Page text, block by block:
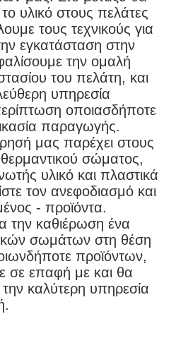
υλικό στους πελάτες
τους τεχνικούς για
εγκατάσταση στην
την ομαλή
του πελάτη, και
υπηρεσία
οποιασδήποτε
παραγωγής.
μας παρέχει στους
σώματος,
υλικό και πλαστικά
τον ανεφοδιασμό και
- προϊόντα.
την καθιέρωση ένα
σωμάτων στη θέση
προϊόντων,
σε επαφή με και θα
καλύτερη υπηρεσία